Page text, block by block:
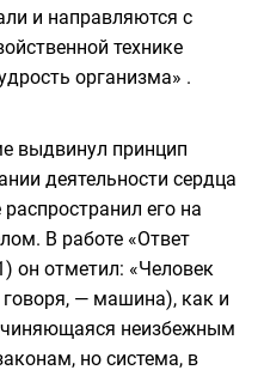
и направляются с
технике
организма» .
выдвинул принцип
деятельности сердца
его на
В работе «Ответ
он отметил: «Человек
говоря, — машина), как и
неизбежным
но система, в